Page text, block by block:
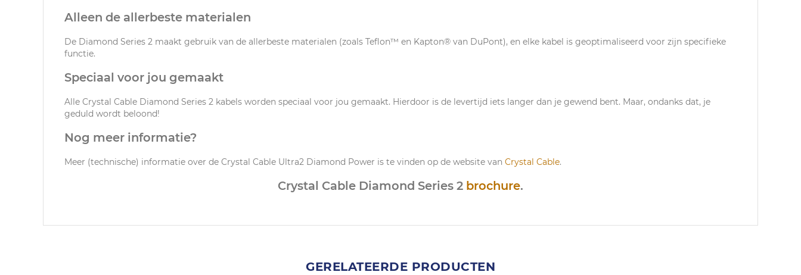
Alleen de allerbeste materialen
De Diamond Series 2 maakt gebruik van de allerbeste materialen (zoals Teflon™ en Kapton® van DuPont), en elke kabel is geoptimaliseerd voor zijn specifieke
functie.
Speciaal voor jou gemaakt
Alle Crystal Cable Diamond Series 2 kabels worden speciaal voor jou gemaakt. Hierdoor is de levertijd iets langer dan je gewend bent. Maar, ondanks dat, je
geduld wordt beloond!
Nog meer informatie?
Meer (technische) informatie over de Crystal Cable Ultra2 Diamond Power is te vinden op de website van Crystal Cable.
Crystal Cable Diamond Series 2 brochure.
GERELATEERDE PRODUCTEN